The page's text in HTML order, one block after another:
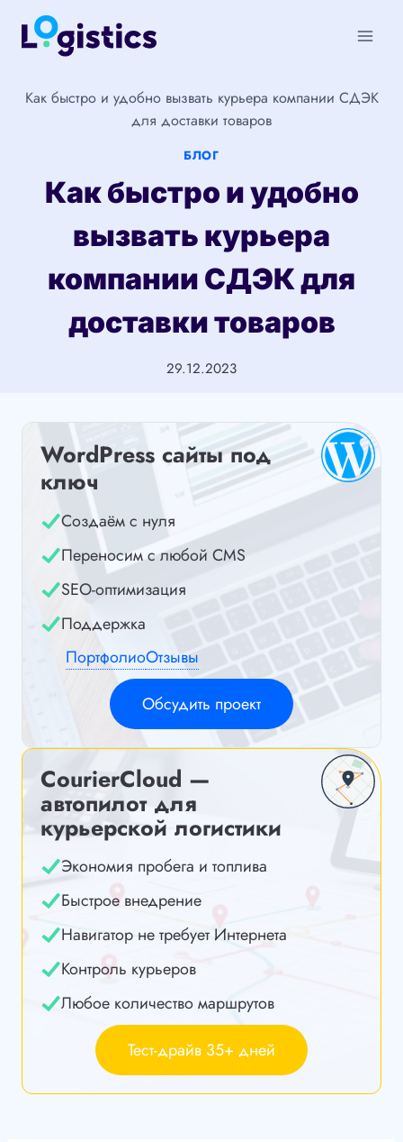
Перейти
Как быстро и удобно вызвать курьера компании СДЭК
для доставки товаров
БЛОГ
Как быстро и удобно
вызвать курьера
компании СДЭК для
доставки товаров
29.12.2023
WordPress сайты под
ключ
Создаём с нуля
Переносим с любой CMS
SEO-оптимизация
Поддержка
ПортфолиоОтзывы
Обсудить проект
CourierCloud —
автопилот для
курьерской логистики
Экономия пробега и топлива
Быстрое внедрение
Навигатор не требует Интернета
Контроль курьеров
Любое количество маршрутов
Тест-драйв 35+ дней